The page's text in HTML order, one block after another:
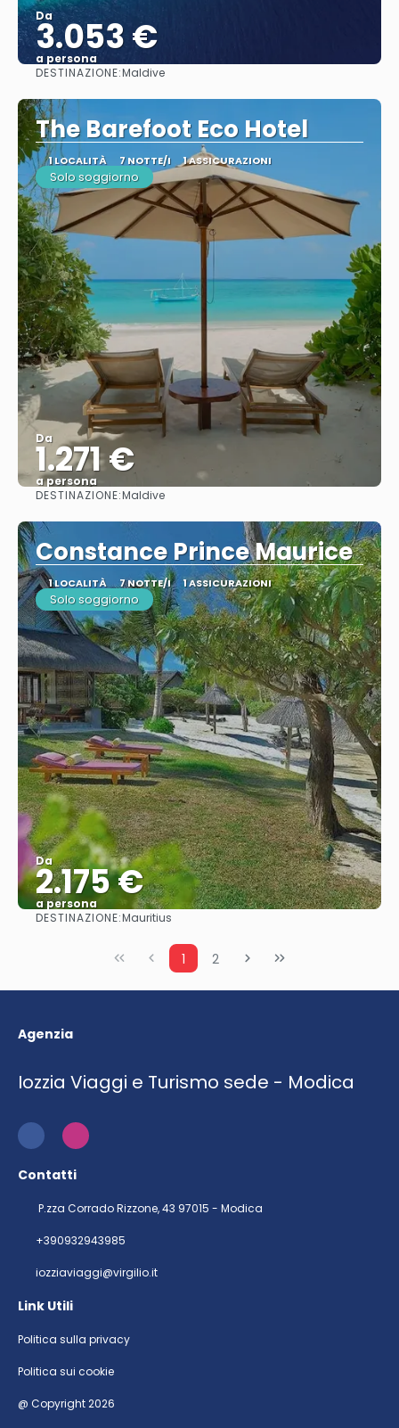
Da
3.053 €
a persona
DESTINAZIONE:Maldive
The Barefoot Eco Hotel
1 LOCALITÀ 7 NOTTE/I 1 ASSICURAZIONI
Solo soggiorno
Da
1.271 €
a persona
DESTINAZIONE:Maldive
Constance Prince Maurice
1 LOCALITÀ 7 NOTTE/I 1 ASSICURAZIONI
Solo soggiorno
Da
2.175 €
a persona
DESTINAZIONE:Mauritius
1 2
Agenzia
Iozzia Viaggi e Turismo sede - Modica
Contatti
P.zza Corrado Rizzone, 43 97015 - Modica
+390932943985
iozziaviaggi@virgilio.it
Link Utili
Politica sulla privacy
Politica sui cookie
@ Copyright 2026